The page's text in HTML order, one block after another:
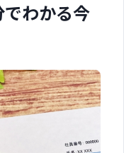
わかる今